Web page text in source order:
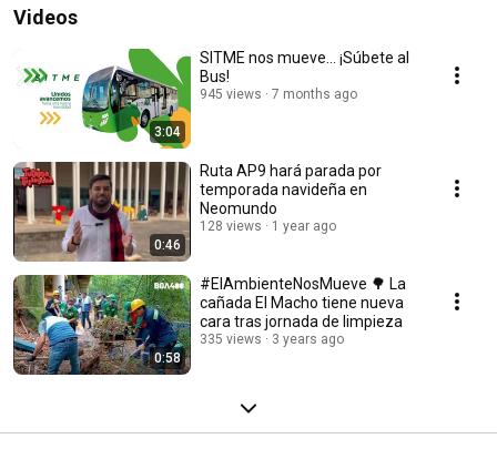
Videos
3:04
SITME nos mueve... ¡Súbete al
Bus!
945 views 7 months ago
0:46
Ruta AP9 hará parada por
temporada navideña en
Neomundo
128 views 1 year ago
0:58
#ElAmbienteNosMueve 🌳 La
cañada El Macho tiene nueva
cara tras jornada de limpieza
335 views 3 years ago